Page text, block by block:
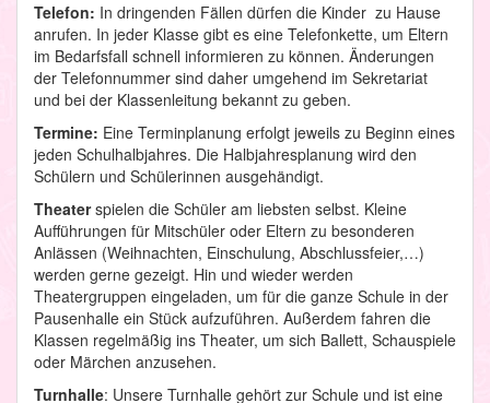
Telefon: In dringenden Fällen dürfen die Kinder zu Hause
anrufen. In jeder Klasse gibt es eine Telefonkette, um Eltern
im Bedarfsfall schnell informieren zu können. Änderungen
der Telefonnummer sind daher umgehend im Sekretariat
und bei der Klassenleitung bekannt zu geben.
Termine: Eine Terminplanung erfolgt jeweils zu Beginn eines
jeden Schulhalbjahres. Die Halbjahresplanung wird den
Schülern und Schülerinnen ausgehändigt.
Theaterspielen die Schüler am liebsten selbst. Kleine
Aufführungen für Mitschüler oder Eltern zu besonderen
Anlässen (Weihnachten, Einschulung, Abschlussfeier,…)
werden gerne gezeigt. Hin und wieder werden
Theatergruppen eingeladen, um für die ganze Schule in der
Pausenhalle ein Stück aufzuführen. Außerdem fahren die
Klassen regelmäßig ins Theater, um sich Ballett, Schauspiele
oder Märchen anzusehen.
Turnhalle: Unsere Turnhalle gehört zur Schule und ist eine